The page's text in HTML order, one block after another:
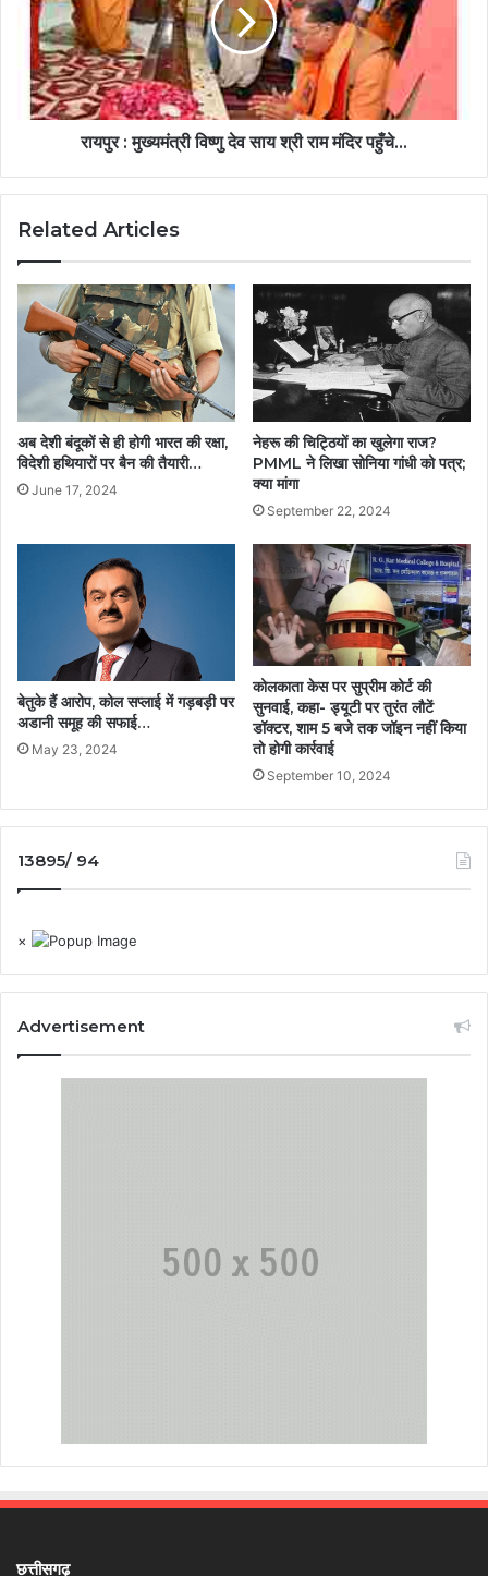
रायपुर : मुख्यमंत्री विष्णु देव साय श्री राम मंदिर पहुँचे…
Related Articles
अब देशी बंदूकों से ही होगी भारत की रक्षा,
विदेशी हथियारों पर बैन की तैयारी…
June 17, 2024
नेहरू की चिट्ठियों का खुलेगा राज?
PMML ने लिखा सोनिया गांधी को पत्र;
क्या मांगा
September 22, 2024
बेतुके हैं आरोप, कोल सप्लाई में गड़बड़ी पर
अडानी समूह की सफाई…
May 23, 2024
कोलकाता केस पर सुप्रीम कोर्ट की
सुनवाई, कहा- ड्यूटी पर तुरंत लौटें
डॉक्टर, शाम 5 बजे तक जॉइन नहीं किया
तो होगी कार्रवाई
September 10, 2024
13895/ 94
×
Advertisement
छत्तीसगढ़